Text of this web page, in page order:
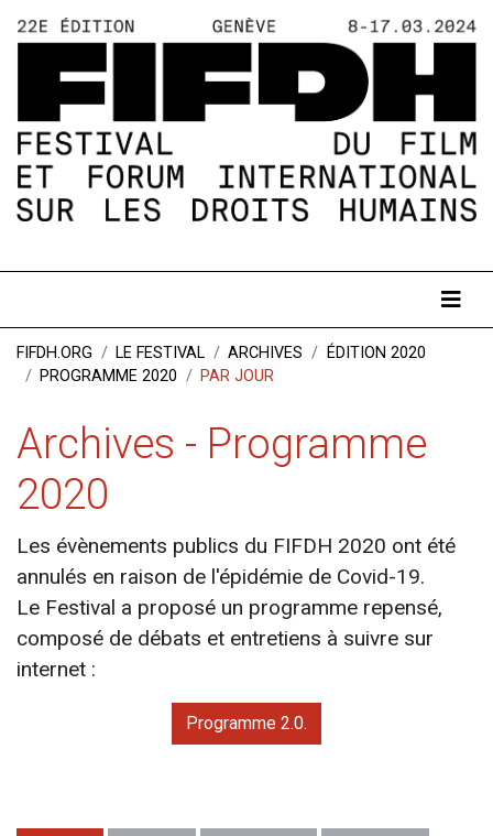
FIFDH.ORG LE FESTIVAL ARCHIVES
ÉDITION 2020
PROGRAMME 2020
PAR JOUR
Archives - Programme
2020
Les évènements publics du FIFDH 2020 ont été
annulés en raison de l'épidémie de Covid-19.
Le Festival a proposé un programme repensé,
composé de débats et entretiens à suivre sur
internet :
Programme 2.0.